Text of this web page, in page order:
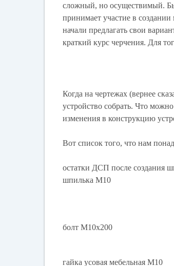
сложный, но осуществимый.
принимает участие в
начали предлагать свои
краткий курс черчения. Для
Когда на чертежах (вернее
устройство собрать. Что
изменения в конструкцию
Вот список того, что нам
остатки ДСП после создания
шпилька М10
болт М10х200
гайка усовая мебельная М10